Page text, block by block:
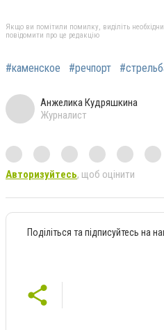
Якщо ви помітили помилку, виділіть
повідомити про це редакцію
#каменское #речпорт
Анжелика Кудряшкина
Журналист
Авторизуйтесь, щоб оцінити
Поділіться та підписуйтесь на